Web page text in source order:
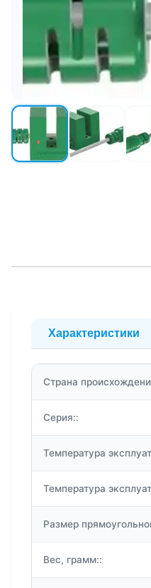
Характеристики
Страна
Серия::
Температура
Температура
Размер
Вес, грамм::